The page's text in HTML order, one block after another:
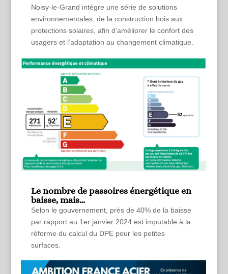
Noisy-le-Grand intègre une série de solutions
environnementales, de la construction bois aux
protections solaires, afin d’améliorer le confort des
usagers et l’adaptation au changement climatique.
Le nombre de passoires énergétique en
baisse, mais…
Selon le gouvernement, près de 40% de la baisse
par rapport au 1er janvier 2024 est imputable à la
réforme du calcul du DPE pour les petites
surfaces.